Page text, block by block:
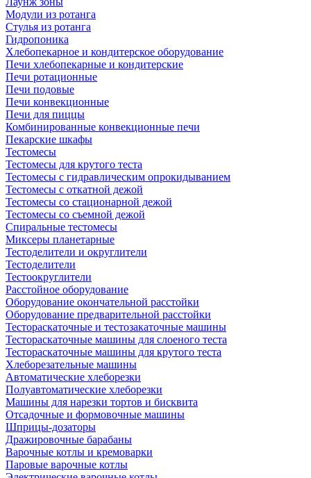
Модули из ротанга
Стулья из ротанга
Гидропоника
Хлебопекарное и кондитерское оборудование
Печи хлебопекарные и кондитерские
Печи ротационные
Печи подовые
Печи конвекционные
Печи для пиццы
Комбинированные конвекционные печи
Пекарские шкафы
Тестомесы
Тестомесы для крутого теста
Тестомесы с гидравлическим опрокидыванием
Тестомесы с откатной дежой
Тестомесы со стационарной дежой
Тестомесы со съемной дежой
Спиральные тестомесы
Миксеры планетарные
Тестоделители и округлители
Тестоделители
Тестоокруглители
Расстойное оборудование
Оборудование окончательной расстойки
Оборудование предварительной расстойки
Тестораскаточные и тестозакаточные машины
Тестораскаточные машины для слоеного теста
Тестораскаточные машины для крутого теста
Хлеборезательные машины
Автоматические хлеборезки
Полуавтоматические хлеборезки
Машины для нарезки тортов и бисквита
Отсадочные и формовочные машины
Шприцы-дозаторы
Дражировочные барабаны
Варочные котлы и кремоварки
Паровые варочные котлы